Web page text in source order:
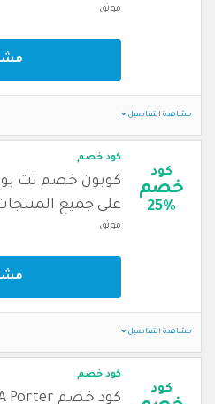
موثق
مشاهدة التفاصيل
كود
خصم
25%
كود خصم
كوبون خصم نت
على جميع
موثق
مشاهدة التفاصيل
كود
كود خصم